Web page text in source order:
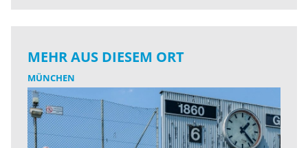
MEHR AUS DIESEM ORT
MÜNCHEN